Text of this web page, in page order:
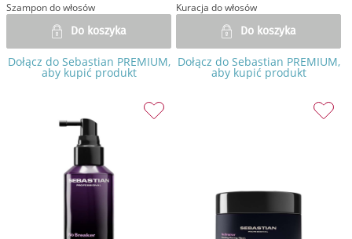
Szampon do włosów
Do koszyka
Dołącz do Sebastian PREMIUM,
aby kupić produkt
Kuracja do włosów
Do koszyka
Dołącz do Sebastian PREMIUM,
aby kupić produkt